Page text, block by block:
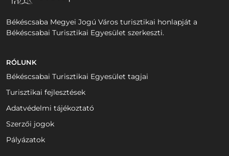
Békéscsaba Megyei Jogú Város turisztikai honlapját a
Békéscsabai Turisztikai Egyesület szerkeszti.
RÓLUNK
Békéscsabai Turisztikai Egyesület tagjai
Turisztikai fejlesztések
Adatvédelmi tájékoztató
Szerzői jogok
Pályázatok